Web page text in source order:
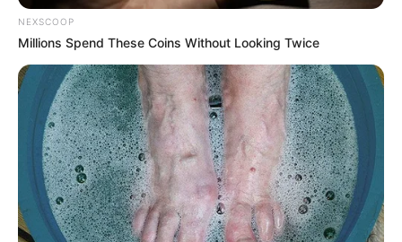
13:20 / 06 Avqust 2026 SİYASƏT
Prezidentdən "AZCON"la bağlıMÜHÜM
FƏRMAN
65 0 0
NEXSCOOP
Millions Spend These Coins Without Looking Twice